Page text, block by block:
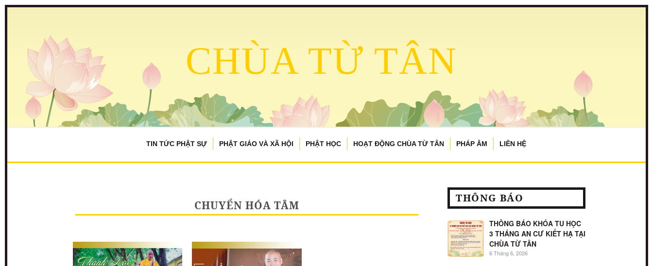
CHÙA TỪ TÂN
TIN TỨC PHẬT SỰ PHẬT GIÁO VÀ XÃ HỘI PHẬT HỌC HOẠT ĐỘNG CHÙA TỪ TÂN PHÁP ÂM LIÊN HỆ
CHUYỂN HÓA TÂM
THÔNG BÁO
THÔNG BÁO KHÓA TU HỌC
3 THÁNG AN CƯ KIẾT HẠ TẠI
CHÙA TỪ TÂN
6 Tháng 6, 2026